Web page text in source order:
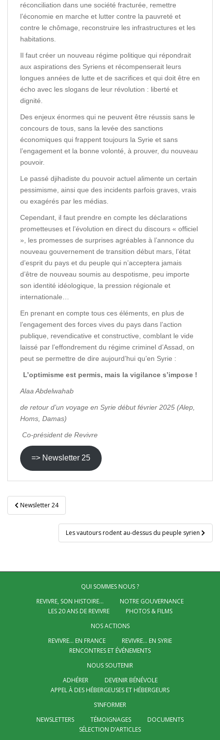
réconciliation dans une société fracturée, remettre
l’économie en marche et lutter contre la pauvreté et
contre le chômage, reconstruire les infrastructures et les
habitations.
Il faut créer un nouveau régime politique qui répondrait
aux aspirations des Syriens et récompenserait leurs
longues années de lutte et de sacrifices et qui doit être en
écho avec les slogans de leur révolution : liberté et
dignité.
Des enjeux énormes qui ne peuvent être réussis sans le
concours de tous, sans la levée des sanctions
économiques qui frappent toujours la Syrie et sans
l’engagement et la bonne volonté, à prouver, du nouveau
pouvoir.
Le passé djihadiste du pouvoir actuel alimente un certain
pessimisme, ainsi que des incidents parfois graves, vrais
ou exagérés par les médias.
Cependant, il faut prendre en compte les déclarations
prometteuses et l’évolution en direct du discours « officiel
», les promesses de surprises agréables à l’annonce du
nouveau gouvernement de transition début mars, l’état
d’esprit du pays et du peuple qui n’acceptera jamais
d’être de nouveau soumis au despotisme, peu importe
son identité idéologique, la pression régionale et
internationale…
En prenant en compte tous ces éléments, en plus de
l’engagement des forces vives du pays dans l’action
publique, revendicative et constructive, comblant le vide
laissé par l’effondrement du régime criminel d’Assad, on
peut se permettre de dire aujourd’hui qu’en Syrie :
L’optimisme est permis, mais la vigilance s’impose !
Alaa Abdelwahab
de retour d’un voyage en Syrie début février 2025 (Alep,
Homs, Damas)
Co-président de Revivre
=> Newsletter 25
Navigation
de
Newsletter 24
Les vautours rodent au-dessus du peuple syrien
QUI SOMMES NOUS ?
REVIVRE, SON HISTOIRE…
NOTRE GOUVERNANCE
LES 20 ANS DE REVIVRE
PHOTOS & FILMS
NOS ACTIONS
REVIVRE… EN FRANCE
REVIVRE… EN SYRIE
RENCONTRES ET ÉVÉNEMENTS
NOUS SOUTENIR
ADHÉRER
DEVENIR BÉNÉVOLE
APPEL À DES HÉBERGEUSES ET HÉBERGEURS
S’INFORMER
NEWSLETTERS
TÉMOIGNAGES
DOCUMENTS
SÉLECTION D’ARTICLES